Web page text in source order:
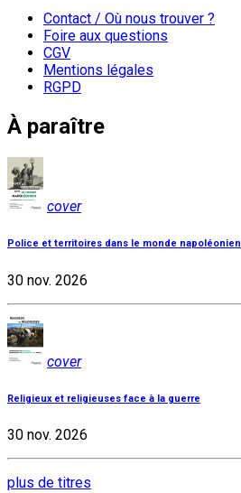
Contact / Où nous trouver ?
Foire aux questions
CGV
Mentions légales
RGPD
À paraître
cover
Police et territoires dans le monde napoléonien
30 nov. 2026
cover
Religieux et religieuses face à la guerre
30 nov. 2026
plus de titres